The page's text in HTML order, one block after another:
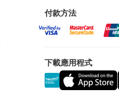
付款方法
下載應用程式